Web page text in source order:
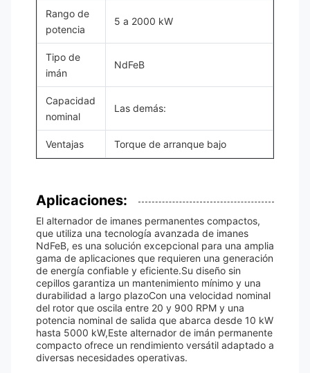
Rango de
potencia
5 a 2000 kW
Tipo de
imán
NdFeB
Capacidad
nominal
Las demás:
Ventajas Torque de arranque bajo
Aplicaciones:
El alternador de imanes permanentes compactos,
que utiliza una tecnología avanzada de imanes
NdFeB, es una solución excepcional para una amplia
gama de aplicaciones que requieren una generación
de energía confiable y eficiente.Su diseño sin
cepillos garantiza un mantenimiento mínimo y una
durabilidad a largo plazoCon una velocidad nominal
del rotor que oscila entre 20 y 900 RPM y una
potencia nominal de salida que abarca desde 10 kW
hasta 5000 kW,Este alternador de imán permanente
compacto ofrece un rendimiento versátil adaptado a
diversas necesidades operativas.